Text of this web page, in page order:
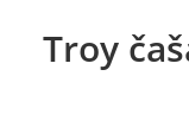
Troy